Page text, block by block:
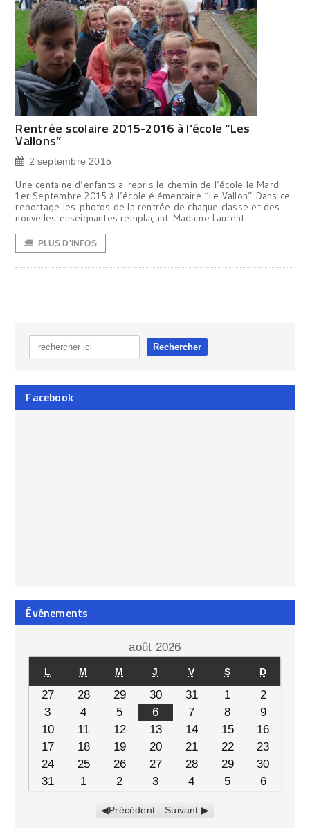
Rentrée scolaire 2015-2016 à l’école “Les
Vallons”
2 septembre 2015
Une centaine d’enfants a repris le chemin de l’école le Mardi
1er Septembre 2015 à l’école élémentaire “Le Vallon” Dans ce
reportage les photos de la rentrée de chaque classe et des
nouvelles enseignantes remplaçant Madame Laurent
PLUS D'INFOS
Facebook
Événements
août 2026
L M M J V S D
27 28 29 30 31 1
2
3
4 5 6 7 8
9
10
11 12 13 14 15
16
17
18 19 20 21 22
23
24
25 26 27 28 29
30
31
1 2 3 4 5 6
Précédent Suivant